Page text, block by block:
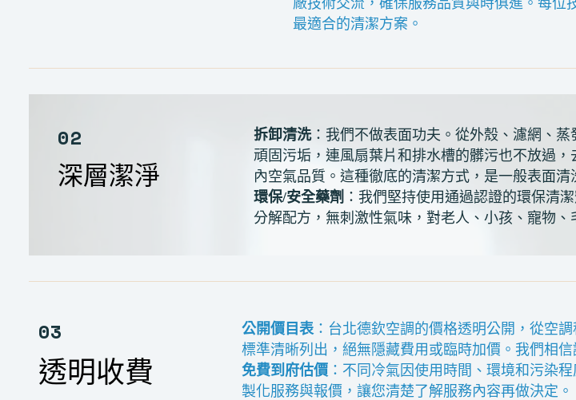
廠技術交流，確保服務品質與時俱進。每
最適合的清潔方案。
02
深層潔淨
拆卸清洗：我們不做表面功夫。從外殼、濾網、
頑固污垢，連風扇葉片和排水槽的髒污也不放過
內空氣品質。這種徹底的清潔方式，是一般表面清
環保/安全藥劑 ：我們堅持使用通過認證的環保清
分解配方，無刺激性氣味，對老人、小孩、寵物、
03
透明收費
公開價目表：台北德欽空調的價格透明公開，從空
標準清晰列出，絕無隱藏費用或臨時加價。我們相
免費到府估價 ：不同冷氣因使用時間、環境和污染
製化服務與報價，讓您清楚了解服務內容再做決定。